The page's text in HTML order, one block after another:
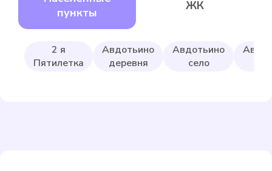
Выбрать
пункты
ЖК
2 я
Пятилетка
Авдотьино
деревня
Авдотьино
село